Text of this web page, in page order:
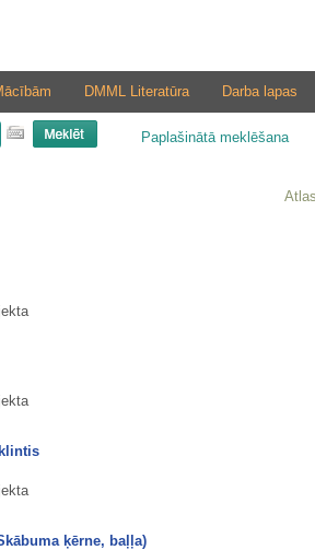
Darba lapas
DMML Literatūra
Paplašinātā meklēšana
ķērne, baļļa)